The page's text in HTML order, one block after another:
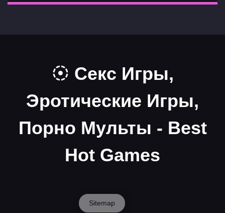
Секс Игры,
Эротические Игры,
Порно Мульты - Best
Hot Games
Sitemap